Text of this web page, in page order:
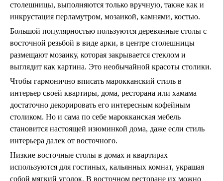
столешницы, выполняются только вручную, также как и
инкрустация перламутром, мозаикой, камнями, костью.
Большой популярностью пользуются деревянные столы с
восточной резьбой в виде арки, в центре столешницы
размещают мозаику, которая закрывается стеклом и
выглядит как картина. Это необычайной красоты столики.
Чтобы гармонично вписать марокканский стиль в
интерьер своей квартиры, дома, ресторана или хамама
достаточно декорировать его интересным кофейным
столиком. Но и сама по себе марокканская мебель
становится настоящей изюминкой дома, даже если стиль
интерьера далек от восточного.
Низкие восточные столы в домах и квартирах
используются для гостиных, кальянных комнат, украшая
собой мягкий уголок. В восточном ресторане их можно